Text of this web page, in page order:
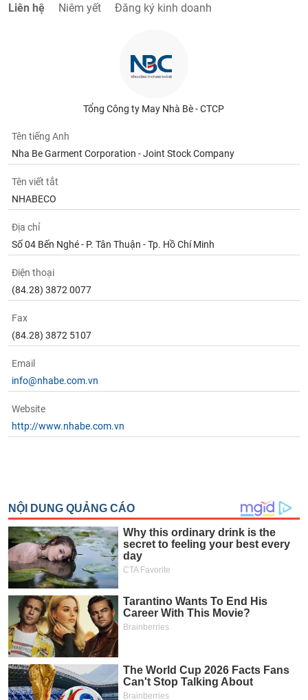
Liên hệ Niêm yết Đăng ký kinh doanh
Tổng Công ty May Nhà Bè - CTCP
Tên tiếng Anh
Nha Be Garment Corporation - Joint Stock Company
Tên viết tắt
NHABECO
Địa chỉ
Số 04 Bến Nghé - P. Tân Thuận - Tp. Hồ Chí Minh
Điện thoại
(84.28) 3872 0077
Fax
(84.28) 3872 5107
Email
info@nhabe.com.vn
Website
http://www.nhabe.com.vn